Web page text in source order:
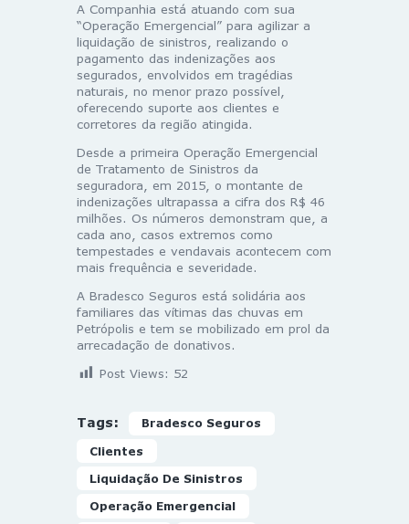
A Companhia está atuando com sua
“Operação Emergencial” para agilizar a
liquidação de sinistros, realizando o
pagamento das indenizações aos
segurados, envolvidos em tragédias
naturais, no menor prazo possível,
oferecendo suporte aos clientes e
corretores da região atingida.
Desde a primeira Operação Emergencial
de Tratamento de Sinistros da
seguradora, em 2015, o montante de
indenizações ultrapassa a cifra dos R$ 46
milhões. Os números demonstram que, a
cada ano, casos extremos como
tempestades e vendavais acontecem com
mais frequência e severidade.
A Bradesco Seguros está solidária aos
familiares das vítimas das chuvas em
Petrópolis e tem se mobilizado em prol da
arrecadação de donativos.
Post Views: 52
Tags: Bradesco Seguros
Clientes
Liquidação De Sinistros
Operação Emergencial